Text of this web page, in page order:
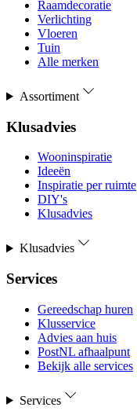
Raamdecoratie
Verlichting
Vloeren
Tuin
Alle merken
Assortiment
Klusadvies
Wooninspiratie
Ideeën
Inspiratie per ruimte
DIY's
Klusadvies
Klusadvies
Services
Gereedschap huren
Klusservice
Advies aan huis
PostNL afhaalpunt
Bekijk alle services
Services